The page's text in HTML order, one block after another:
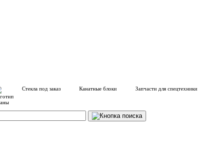
Стекла под заказ Канатные блоки Запчасти для спецтехники